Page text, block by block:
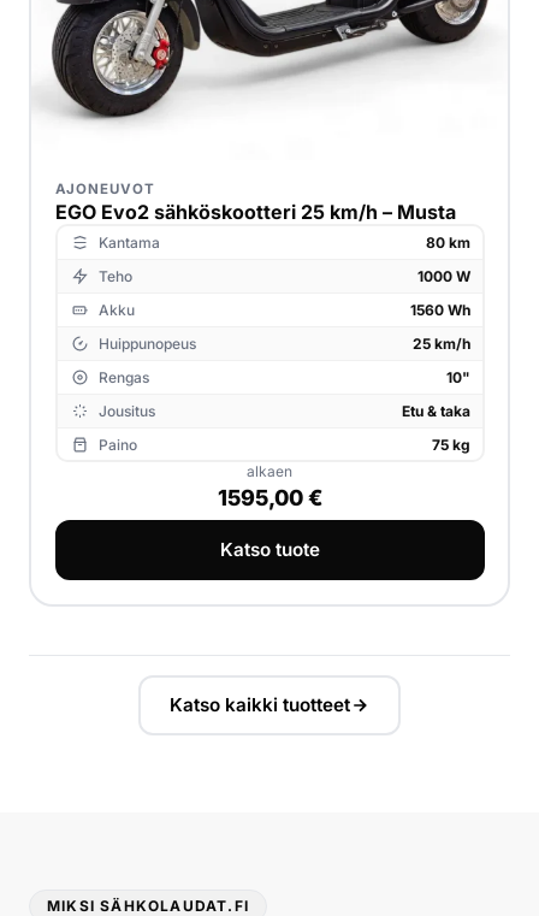
AJONEUVOT
EGO Evo2 sähköskootteri 25 km/h – Musta
Kantama
80 km
Teho
1000 W
Akku
1560 Wh
Huippunopeus
25 km/h
Rengas
10"
Jousitus
Etu & taka
Paino
75 kg
alkaen
1595,00€
Katso tuote
Katso kaikki tuotteet
MIKSI SÄHKOLAUDAT.FI